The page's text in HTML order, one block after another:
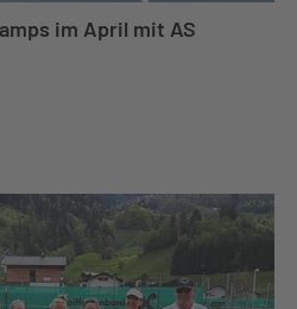
im April mit AS